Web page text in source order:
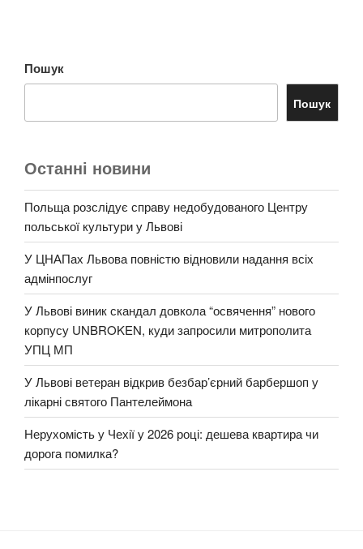
Пошук
Пошук
Останні новини
Польща розслідує справу недобудованого Центру
польської культури у Львові
У ЦНАПах Львова повністю відновили надання всіх
адмінпослуг
У Львові виник скандал довкола “освячення” нового
корпусу UNBROKEN, куди запросили митрополита
УПЦ МП
У Львові ветеран відкрив безбар’єрний барбершоп у
лікарні святого Пантелеймона
Нерухомість у Чехії у 2026 році: дешева квартира чи
дорога помилка?